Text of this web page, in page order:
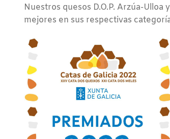
Nuestros quesos D.O.P. Arzúa-
mejores en sus respectivas